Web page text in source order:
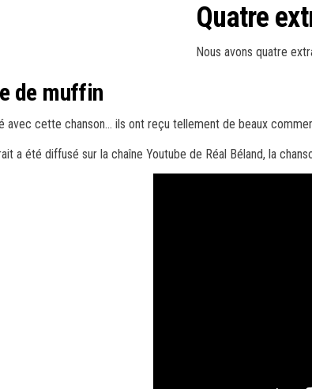
Quatre
Nous avons quatre
de muffin
avec cette chanson… ils ont reçu tellement de beaux
a été diffusé sur la chaîne Youtube de Réal Béland, la